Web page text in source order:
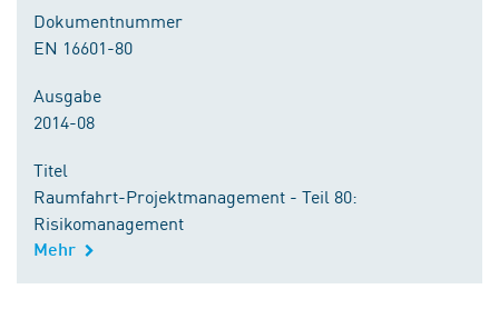
Dokumentnummer
EN 16601-80
Ausgabe
2014-08
Titel
Raumfahrt-Projektmanagement - Teil 80:
Risikomanagement
Mehr